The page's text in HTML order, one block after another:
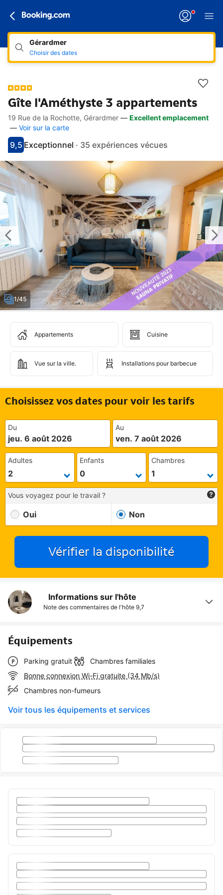
Gérardmer
Choisir des dates
Gîte l'Améthyste 3 appartements
Accès rapides
Aller à la description
Aller aux équipements
Aller aux hébergements
Aller aux conditions
19 Rue de la Rochotte, Gérardmer — Excellent emplacement
— Voir sur la carte
Avec une note de 9.5
9,5
exceptionnel
Exceptionnel · 35 expériences vécues
1/45
Appartements Cuisine
Vue sur la ville. Installations pour barbecue
Choisissez vos dates pour voir les tarifs
Du
jeu. 6 août 2026
Au
ven. 7 août 2026
Adultes Enfants Chambres
Vous voyagez pour le travail ?
Oui Non
Vérifier la disponibilité
Informations sur l'hôte
Note des commentaires de l'hôte 9,7
Équipements
Parking gratuit
Chambres familiales
Bonne connexion Wi-Fi gratuite (34 Mb/s)
Chambres non-fumeurs
Voir tous les équipements et services